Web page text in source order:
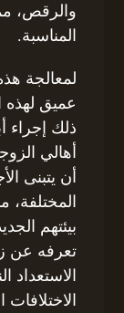
والرقص،
المناسبة.
لمعالجة
عميق لهذه
ذلك إجراء
أهالي
أن يتبنى
بيئتهم
تعرفه عن
الاستعداد
الاختلافات